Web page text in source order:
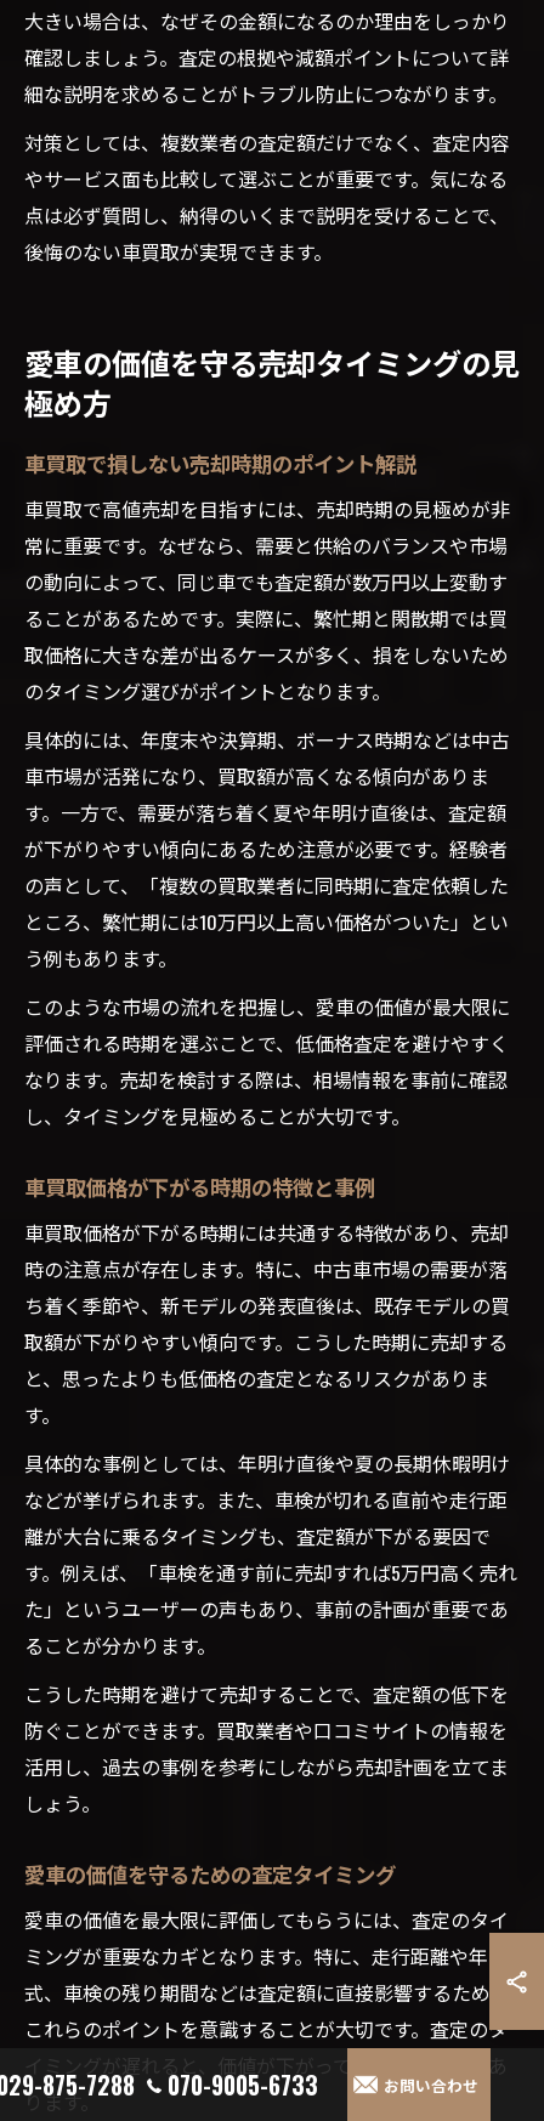
大きい場合は、なぜその金額になるのか理由をしっかり
確認しましょう。査定の根拠や減額ポイントについて詳
細な説明を求めることがトラブル防止につながります。
対策としては、複数業者の査定額だけでなく、査定内容
やサービス面も比較して選ぶことが重要です。気になる
点は必ず質問し、納得のいくまで説明を受けることで、
後悔のない車買取が実現できます。
愛車の価値を守る売却タイミングの見
極め方
車買取で損しない売却時期のポイント解説
車買取で高値売却を目指すには、売却時期の見極めが非
常に重要です。なぜなら、需要と供給のバランスや市場
の動向によって、同じ車でも査定額が数万円以上変動す
ることがあるためです。実際に、繁忙期と閑散期では買
取価格に大きな差が出るケースが多く、損をしないため
のタイミング選びがポイントとなります。
具体的には、年度末や決算期、ボーナス時期などは中古
車市場が活発になり、買取額が高くなる傾向がありま
す。一方で、需要が落ち着く夏や年明け直後は、査定額
が下がりやすい傾向にあるため注意が必要です。経験者
の声として、「複数の買取業者に同時期に査定依頼した
ところ、繁忙期には10万円以上高い価格がついた」とい
う例もあります。
このような市場の流れを把握し、愛車の価値が最大限に
評価される時期を選ぶことで、低価格査定を避けやすく
なります。売却を検討する際は、相場情報を事前に確認
し、タイミングを見極めることが大切です。
車買取価格が下がる時期の特徴と事例
車買取価格が下がる時期には共通する特徴があり、売却
時の注意点が存在します。特に、中古車市場の需要が落
ち着く季節や、新モデルの発表直後は、既存モデルの買
取額が下がりやすい傾向です。こうした時期に売却する
と、思ったよりも低価格の査定となるリスクがありま
す。
具体的な事例としては、年明け直後や夏の長期休暇明け
などが挙げられます。また、車検が切れる直前や走行距
離が大台に乗るタイミングも、査定額が下がる要因で
す。例えば、「車検を通す前に売却すれば5万円高く売れ
た」というユーザーの声もあり、事前の計画が重要であ
ることが分かります。
こうした時期を避けて売却することで、査定額の低下を
防ぐことができます。買取業者や口コミサイトの情報を
活用し、過去の事例を参考にしながら売却計画を立てま
しょう。
愛車の価値を守るための査定タイミング
愛車の価値を最大限に評価してもらうには、査定のタイ
ミングが重要なカギとなります。特に、走行距離や年
式、車検の残り期間などは査定額に直接影響するため、
これらのポイントを意識することが大切です。査定のタ
イミングが遅れると、価値が下がってしまうリスクがあ
ります。
875-7288 070-9005-6733 お問い合わせ